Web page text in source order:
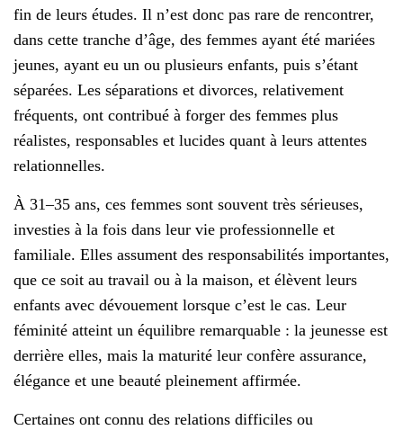
fin de leurs études. Il n’est donc pas rare de rencontrer,
dans cette tranche d’âge, des femmes ayant été mariées
jeunes, ayant eu un ou plusieurs enfants, puis s’étant
séparées. Les séparations et divorces, relativement
fréquents, ont contribué à forger des femmes plus
réalistes, responsables et lucides quant à leurs attentes
relationnelles.
À 31–35 ans, ces femmes sont souvent très sérieuses,
investies à la fois dans leur vie professionnelle et
familiale. Elles assument des responsabilités importantes,
que ce soit au travail ou à la maison, et élèvent leurs
enfants avec dévouement lorsque c’est le cas. Leur
féminité atteint un équilibre remarquable : la jeunesse est
derrière elles, mais la maturité leur confère assurance,
élégance et une beauté pleinement affirmée.
Certaines ont connu des relations difficiles ou